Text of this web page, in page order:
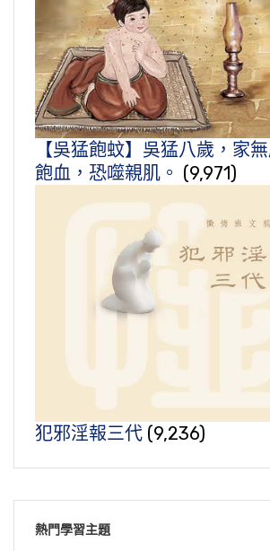
【吳猛飽蚊】吳猛八歲，家
飽血，恐噬親肌。 (9,971)
犯邪淫報三代 (9,236)
熱門學習主題